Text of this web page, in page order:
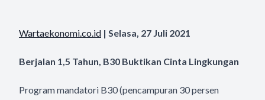
Wartaekonomi.co.id | Selasa, 27 Juli 2021
Berjalan 1,5 Tahun, B30 Buktikan Cinta Lingkungan
Program mandatori B30 (pencampuran 30 persen